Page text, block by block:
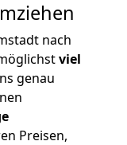
nach
viel
genau
Preisen,